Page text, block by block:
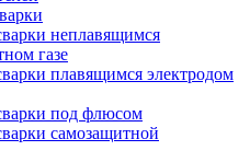
неплавящимся
газе
плавящимся электродом
под флюсом
самозащитной